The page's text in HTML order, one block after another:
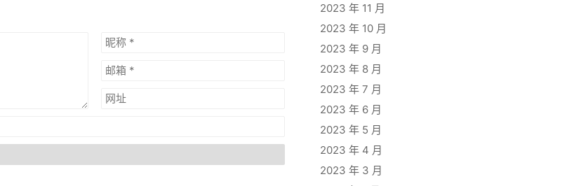
2023 年 11 月
2023 年 10 月
2023 年 9 月
2023 年 8 月
2023 年 7 月
2023 年 6 月
2023 年 5 月
2023 年 4 月
2023 年 3 月